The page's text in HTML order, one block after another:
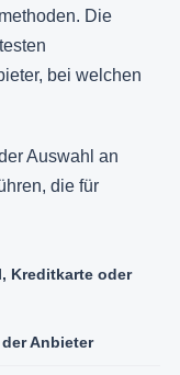
Die
bei welchen
Auswahl an
die für
Kreditkarte oder
Anbieter